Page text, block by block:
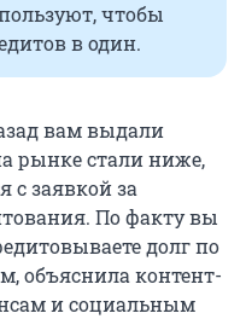
чтобы
в один.
вам выдали
рынке стали ниже,
с заявкой за
По факту вы
долг по
объяснила контент-
и социальным